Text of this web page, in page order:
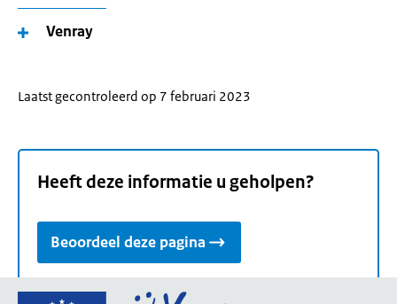
Venray
Laatst gecontroleerd op 7 februari 2023
Heeft deze informatie u geholpen?
Beoordeel deze pagina